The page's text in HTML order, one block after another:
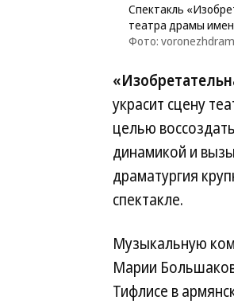
Спектакль
театра драмы
Фото:
украсит сцену
целью
динамикой и
драматургия
спектакле.
Музыкальную
Марии
Тифлисе в